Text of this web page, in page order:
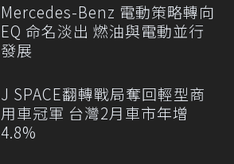
Mercedes-Benz 電動策略轉向
EQ 命名淡出 燃油與電動並行
發展
J SPACE翻轉戰局奪回輕型商
用車冠軍 台灣2月車市年增
4.8%